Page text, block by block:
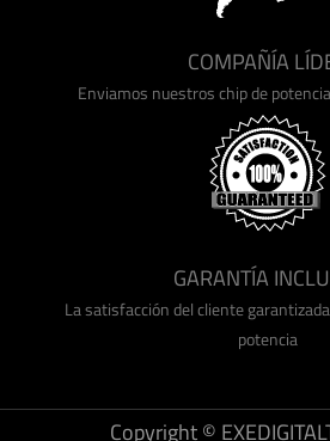
COMPAÑÍA
Enviamos nuestros chip de
GARANTÍA
La satisfacción del cliente
potencia
Copyright ©